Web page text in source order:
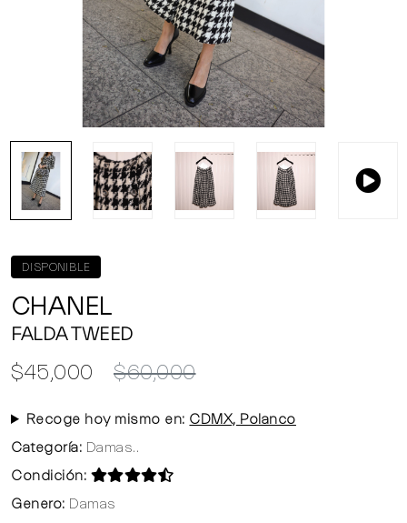
DISPONIBLE
CHANEL
FALDA TWEED
$45,000 $60,000
Recoge hoy mismo en: CDMX, Polanco
Categoría: Damas..
Condición:
Genero: Damas